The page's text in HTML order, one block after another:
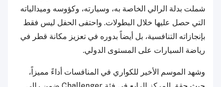
شملت بدلة الرالي الخاصة به، وسيارته، وكؤوسه وميدالياته
التي حصل عليها خلال البطولات. واحتفى الحفل ليس فقط
بإنجازاته التنافسية، بل أيضاً بدوره في تعزيز مكانة قطر في
رياضة السيارات على المستوى الدولي.
وشهد الموسم الأخير للكواري في المنافسات أداءً مميزاً،